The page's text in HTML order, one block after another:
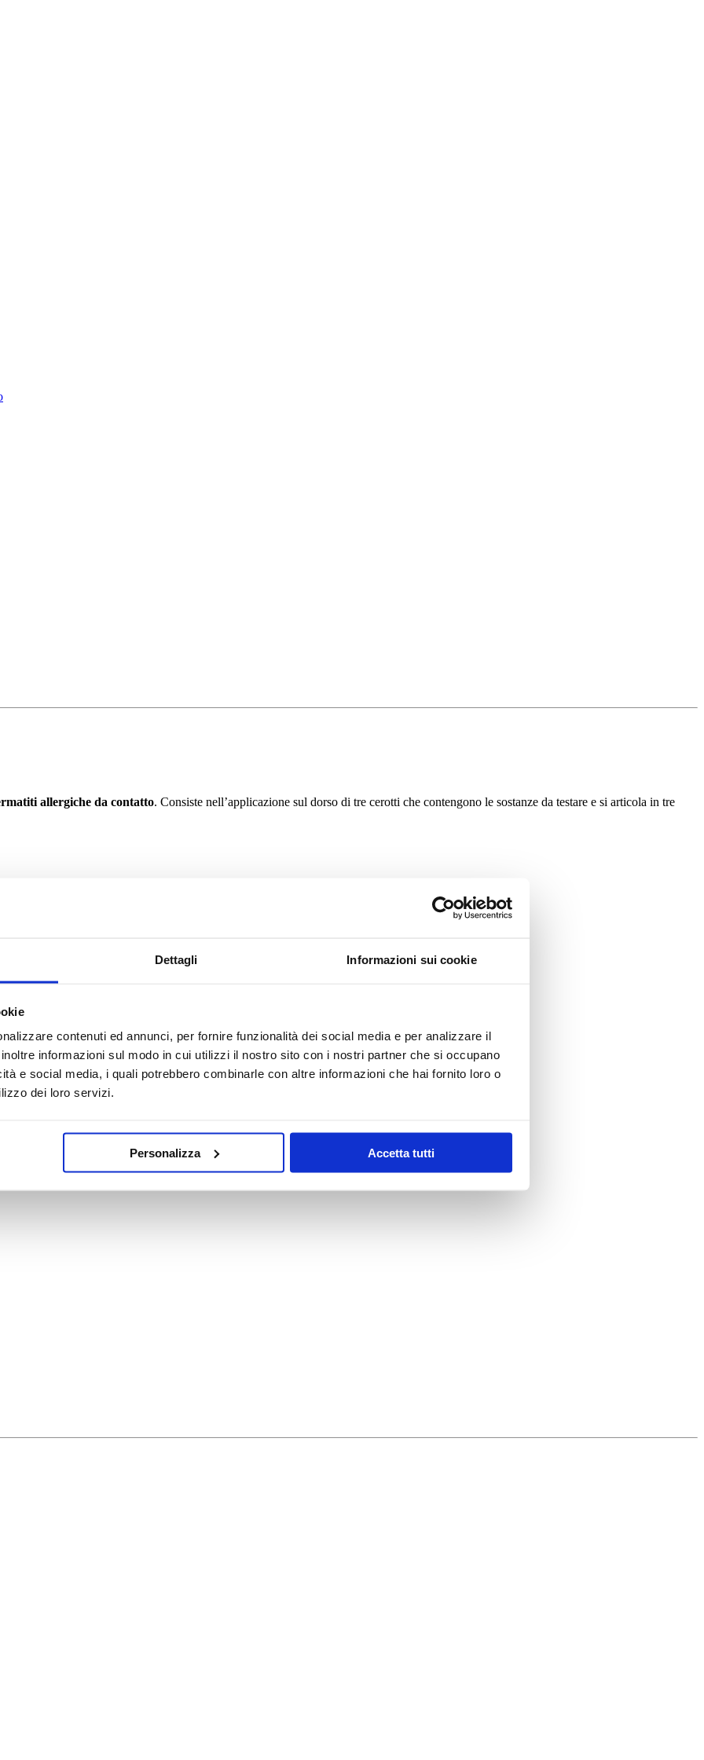
Dettagli Informazioni sui cookie
contenuti ed annunci, per fornire funzionalità dei social media e per analizzare il
informazioni sul modo in cui utilizzi il nostro sito con i nostri partner che si occupano
e social media, i quali potrebbero combinarle con altre informazioni che hai fornito loro o
dei loro servizi.
Personalizza Accetta tutti
allergiche da contatto. Consiste nell’applicazione sul dorso di tre cerotti che contengono le sostanze da testare e si articola in tre